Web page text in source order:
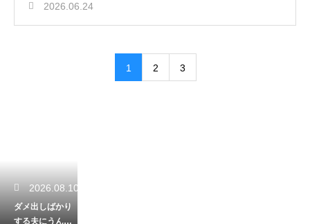
2026.06.24
1 2 3
2026.08.10
ダメ出しばかり
する夫にうんざ